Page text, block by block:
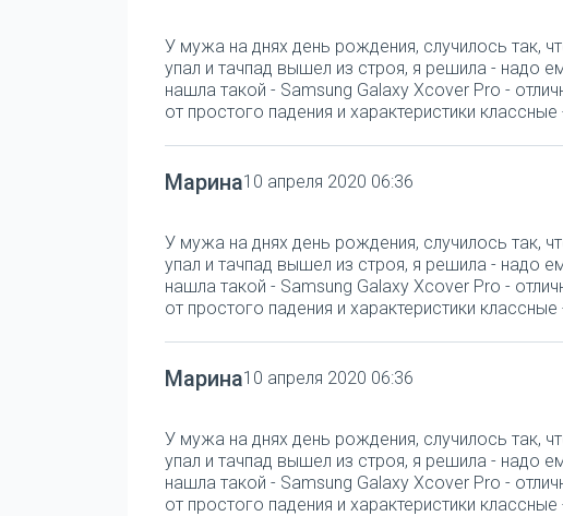
У мужа на днях день рождения, случилось так,
упал и тачпад вышел из строя, я решила - надо
нашла такой - Samsung Galaxy Xcover Pro -
от простого падения и характеристики
Марина10 апреля 2020 06:36
У мужа на днях день рождения, случилось так,
упал и тачпад вышел из строя, я решила - надо
нашла такой - Samsung Galaxy Xcover Pro -
от простого падения и характеристики
Марина10 апреля 2020 06:36
У мужа на днях день рождения, случилось так,
упал и тачпад вышел из строя, я решила - надо
нашла такой - Samsung Galaxy Xcover Pro -
от простого падения и характеристики